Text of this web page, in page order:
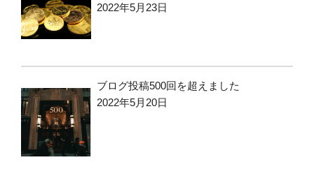
2022年5月23日
ブログ投稿500回を超えました
2022年5月20日